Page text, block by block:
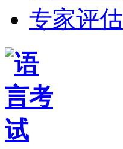
专家评估